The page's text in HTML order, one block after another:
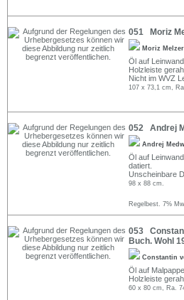
051 Moriz
Moriz
Öl auf
Holzleiste
Nicht im WVZ
107 x 73,1 cm,
052 Andrej
Andrej
Öl auf
datiert.
Unscheinbare
98 x 88 cm.
Regelbest. 7%
053
Buch. Wohl
Constantin
Öl auf
Holzleiste
60 x 80 cm, Ra.